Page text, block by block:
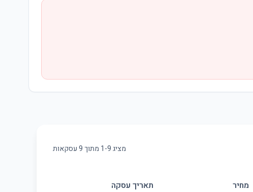
מציג 1-9 מתוך9עסקאות
מחיר תאריך עסקה